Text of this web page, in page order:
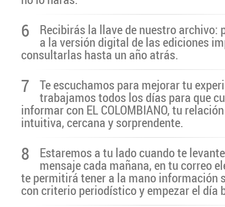
6 Recibirás la llave de nuestro archivo:
a la versión digital de las ediciones
consultarlas hasta un año atrás.
7 Te escuchamos para mejorar tu
trabajamos todos los días para que
informar con EL COLOMBIANO, tu
intuitiva, cercana y sorprendente.
8 Estaremos a tu lado cuando te
mensaje cada mañana, en tu correo
te permitirá tener a la mano información
con criterio periodístico y empezar el día